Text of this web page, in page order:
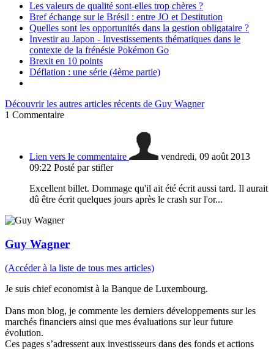
Les valeurs de qualité sont-elles trop chères ?
Bref échange sur le Brésil : entre JO et Destitution
Quelles sont les opportunités dans la gestion obligataire ?
Investir au Japon - Investissements thématiques dans le
contexte de la frénésie Pokémon Go
Brexit en 10 points
Déflation : une série (4ème partie)
Découvrir les autres articles récents de Guy Wagner
1 Commentaire
Lien vers le commentaire
vendredi, 09 août 2013
09:22 Posté par stifler
Excellent billet. Dommage qu'il ait été écrit aussi tard. Il aurait
dû être écrit quelques jours après le crash sur l'or...
Guy Wagner
(Accéder à la liste de tous mes articles)
Je suis chief economist à la Banque de Luxembourg.
Dans mon blog, je commente les derniers développements sur les
marchés financiers ainsi que mes évaluations sur leur future
évolution.
Ces pages s’adressent aux investisseurs dans des fonds et actions